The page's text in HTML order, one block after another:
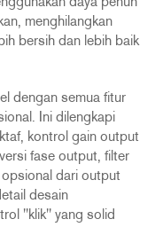
daya penuh
menghilangkan
bersih dan lebih baik
dengan semua fitur
Ini dilengkapi
kontrol gain output
fase output, filter
dari output
desain
"klik" yang solid